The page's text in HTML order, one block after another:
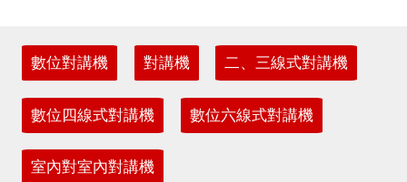
數位對講機 對講機 二、三線式對講機
數位四線式對講機 數位六線式對講機
室內對室內對講機